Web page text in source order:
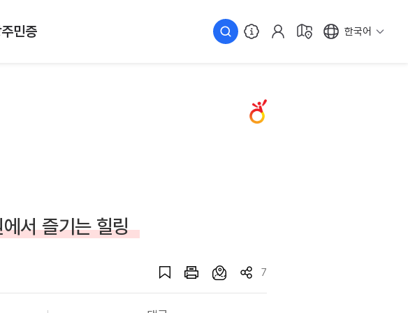
민증 한국어
서 즐기는 힐링
7